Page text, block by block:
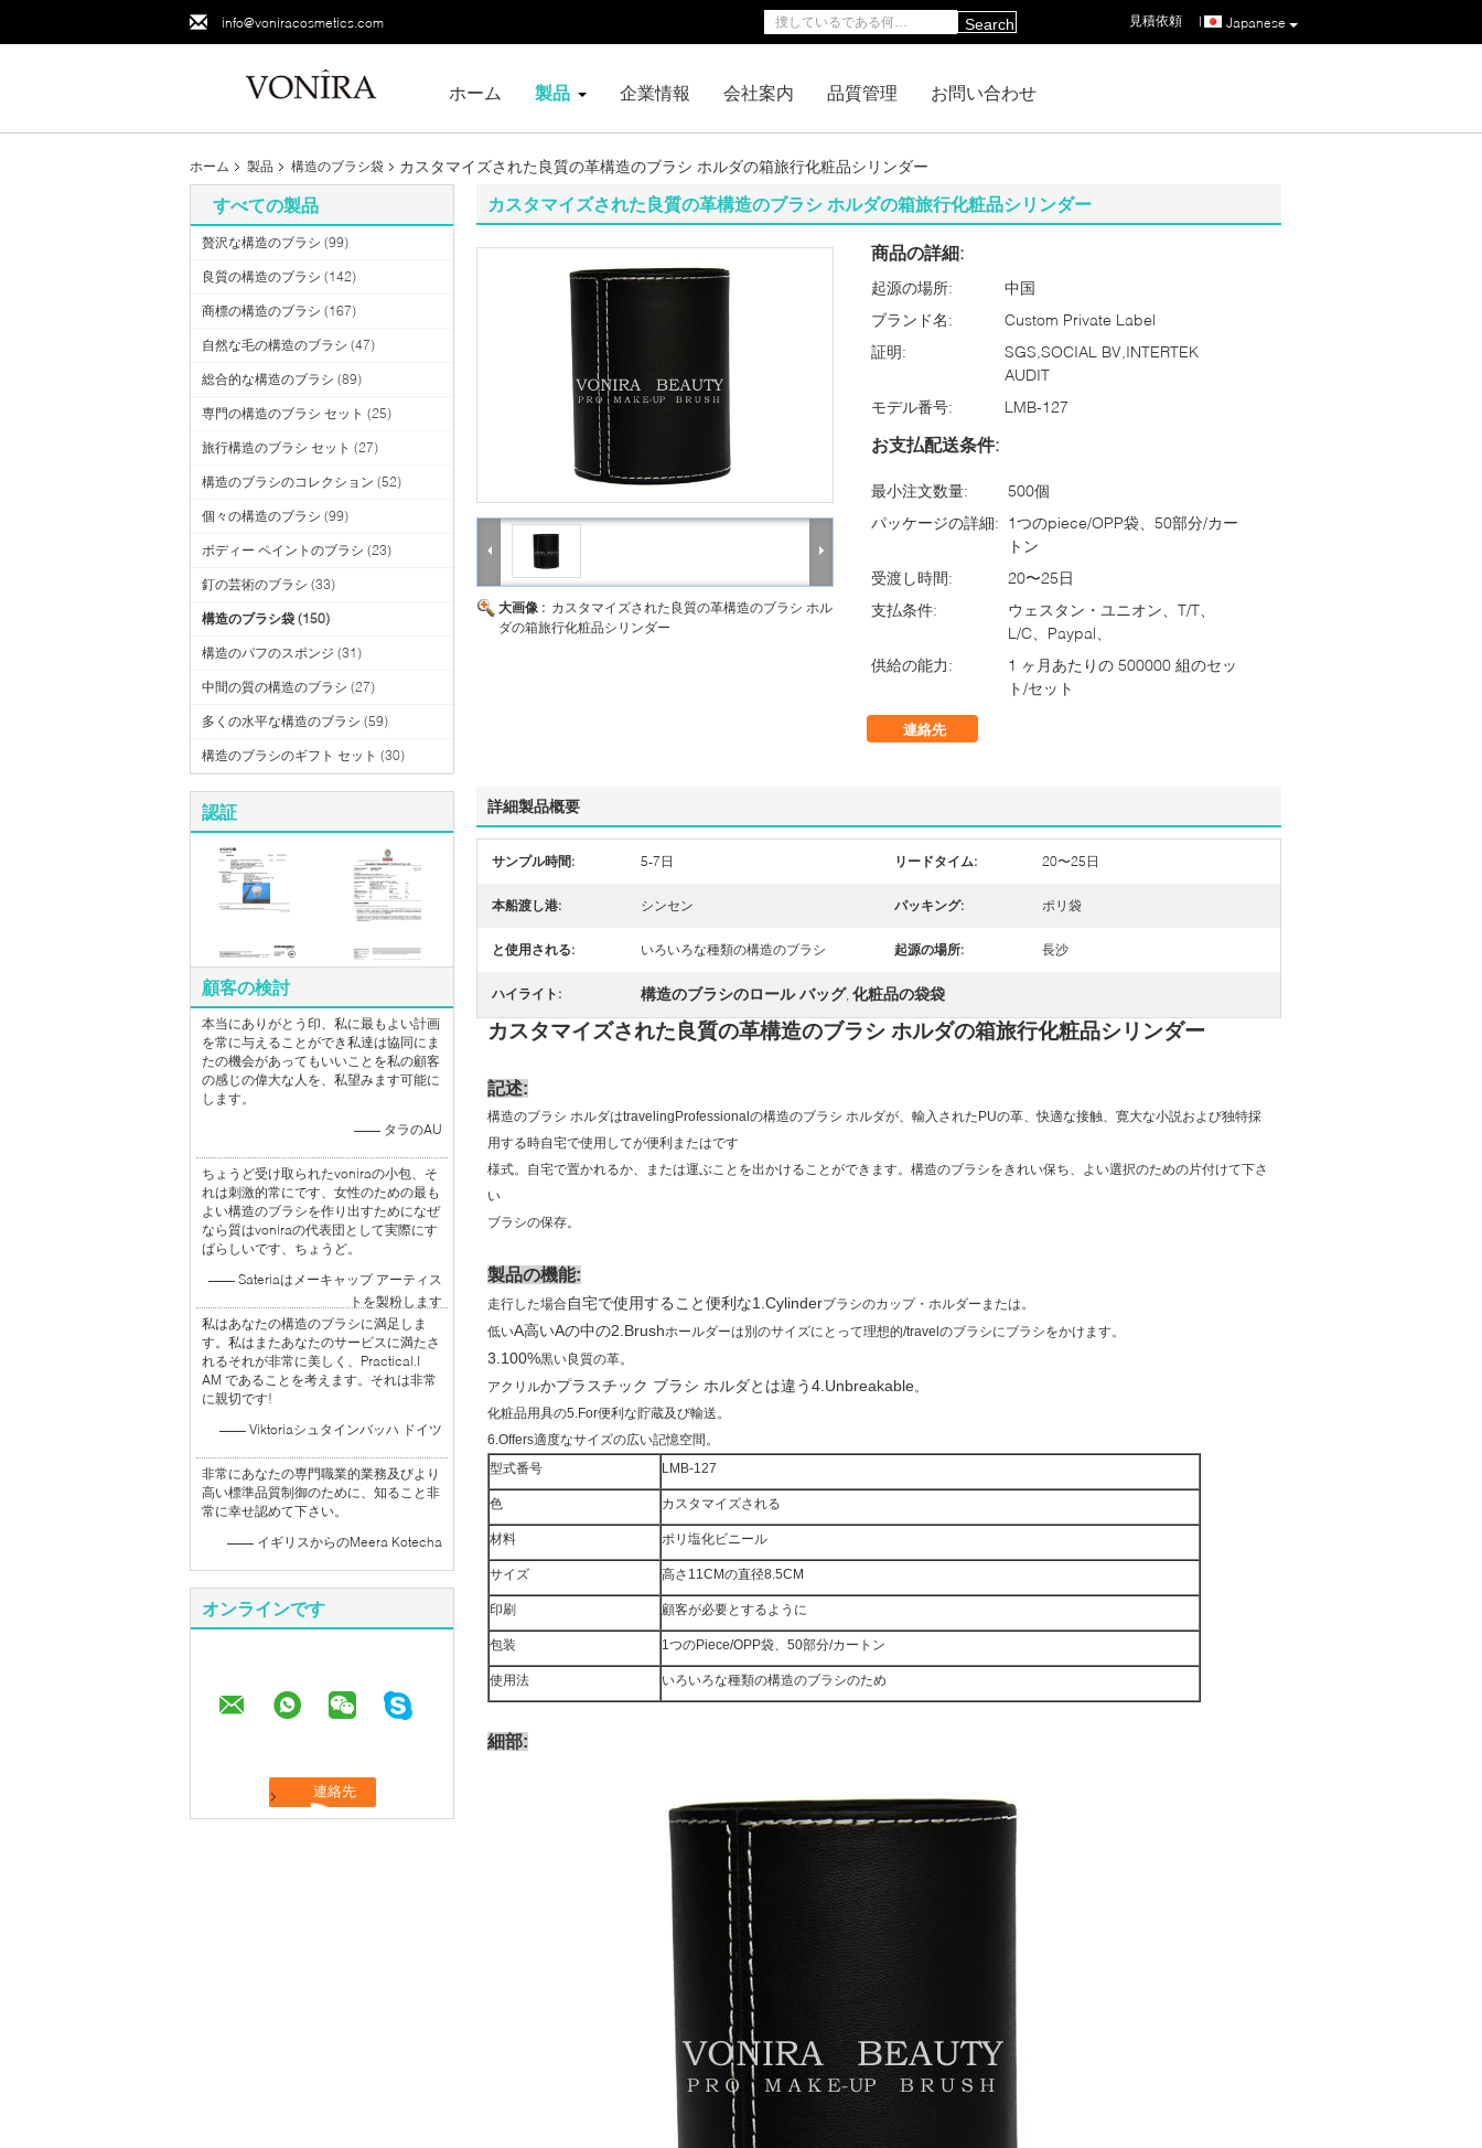
info@voniracosmetics.com Japanese
見積依頼 |
Search
ホーム 製品 企業情報 会社案内 品質管理 お問い合わせ
ホーム 製品 構造のブラシ袋 カスタマイズされた良質の革構造のブラシ ホルダの箱旅行化粧品シリンダー
すべての製品
贅沢な構造のブラシ (99)
良質の構造のブラシ (142)
商標の構造のブラシ (167)
自然な毛の構造のブラシ (47)
総合的な構造のブラシ (89)
専門の構造のブラシ セット (25)
旅行構造のブラシ セット (27)
構造のブラシのコレクション (52)
個々の構造のブラシ (99)
ボディー ペイントのブラシ (23)
釘の芸術のブラシ (33)
構造のブラシ袋 (150)
構造のパフのスポンジ (31)
中間の質の構造のブラシ (27)
多くの水平な構造のブラシ (59)
構造のブラシのギフト セット (30)
認証
顧客の検討
本当にありがとう印、私に最もよい計画
を常に与えることができ私達は協同にま
たの機会があってもいいことを私の顧客
の感じの偉大な人を、私望みます可能に
します。
—— タラのAU
ちょうど受け取られたvoniraの小包、そ
れは刺激的常にです、女性のための最も
よい構造のブラシを作り出すためになぜ
なら質はvoniraの代表団として実際にす
ばらしいです、ちょうど。
—— Sateriaはメーキャップ アーティス
トを製粉します
私はあなたの構造のブラシに満足しま
す。私はまたあなたのサービスに満たさ
れるそれが非常に美しく、Practical.I
AM であることを考えます。それは非常
に親切です!
—— Viktoriaシュタインバッハ ドイツ
非常にあなたの専門職業的業務及びより
高い標準品質制御のために、知ること非
常に幸せ認めて下さい。
—— イギリスからのMeera Kotecha
オンラインです
カスタマイズされた良質の革構造のブラシ ホルダの箱旅行化粧品シリンダー
大画像 : カスタマイズされた良質の革構造のブラシ ホル
ダの箱旅行化粧品シリンダー
商品の詳細:
起源の場所:
中国
ブランド名:
Custom Private Label
証明:
SGS,SOCIAL BV,INTERTEK
AUDIT
モデル番号:
LMB-127
お支払配送条件:
最小注文数量:
500個
パッケージの詳細: 1つのpiece/OPP袋、50部分/カー
トン
受渡し時間:
20〜25日
支払条件:
ウェスタン・ユニオン、T/T、
L/C、Paypal、
供給の能力:
1 ヶ月あたりの 500000 組のセッ
ト/セット
連絡先
詳細製品概要
サンプル時間: 5-7日 リードタイム: 20〜25日
本船渡し港: シンセン パッキング: ポリ袋
と使用される: いろいろな種類の構造のブラシ 起源の場所: 長沙
ハイライト: 構造のブラシのロール バッグ, 化粧品の袋袋
カスタマイズされた良質の革構造のブラシ ホルダの箱旅行化粧品シリンダー
記述:
構造のブラシ ホルダはtravelingProfessionalの構造のブラシ ホルダが、輸入されたPUの革、快適な接触、寛大な小説および独特採
用する時自宅で使用してが便利またはです
様式。自宅で置かれるか、または運ぶことを出かけることができます。構造のブラシをきれい保ち、よい選択のための片付けて下さ
い
ブラシの保存。
製品の機能:
走行した場合 自宅で使用すること便利な1.Cylinderブラシのカップ・ホルダーまたは。
低いA高いAの中の2.Brushホールダーは別のサイズにとって理想的/travelのブラシにブラシをかけます。
3.100%黒い良質の革。
アクリルかプラスチック ブラシ ホルダとは違う4.Unbreakable。
化粧品用具の5.For便利な貯蔵及び輸送。
6.Offers適度なサイズの広い記憶空間。
型式番号
LMB-127
色 カスタマイズされる
材料 ポリ塩化ビニール
サイズ 高さ11CMの直径8.5CM
印刷 顧客が必要とするように
包装 1つのPiece/OPP袋、50部分/カートン
使用法 いろいろな種類の構造のブラシのため
細部: